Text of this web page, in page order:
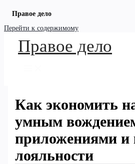
Правое дело
Перейти к содержимому
Правое дело
Как экономить
умным
приложениями и
лояльности